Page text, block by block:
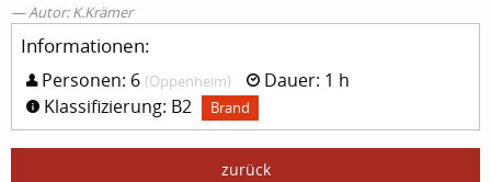
Autor: K.Krämer
Informationen:
Personen: 6 (Oppenheim)
Dauer: 1 h
Klassifizierung: B2
Brand
zurück